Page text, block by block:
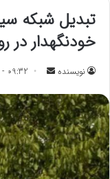
تبدیل شبکه
خودنگهدار در
نویسنده
س
ا
ل
ب
ه
09:32 - 1403/07/11